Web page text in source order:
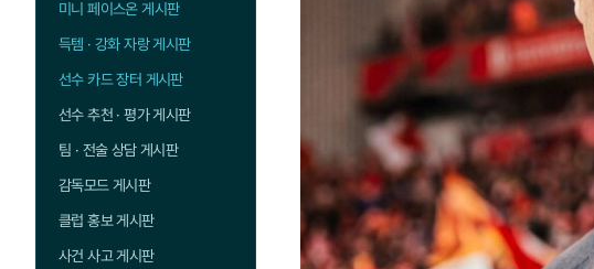
미니 페이스온 게시판
득템 · 강화 자랑 게시판
선수 카드 장터 게시판
선수 추천 · 평가 게시판
팀 · 전술 상담 게시판
감독모드 게시판
클럽 홍보 게시판
사건 사고 게시판